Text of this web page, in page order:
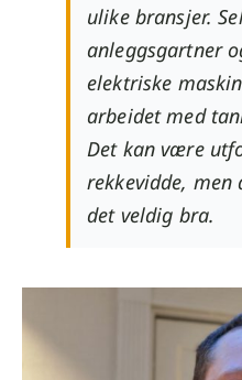
ulike bransjer.
anleggsgartner
elektriske
arbeidet med
Det kan være
rekkevidde,
det veldig bra.